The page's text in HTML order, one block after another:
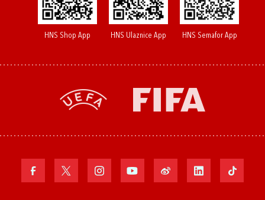
HNS Shop App HNS Ulaznice App HNS Semafor App